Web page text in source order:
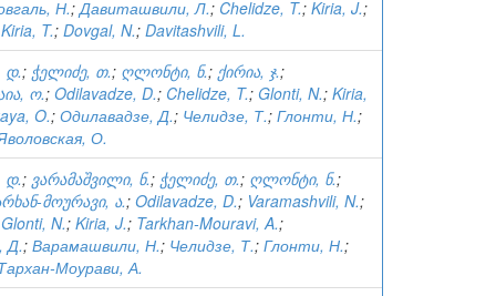
Н.;Давиташвили, Л.; Chelidze, T.; Kiria, J.;
Kiria, T.; Dovgal, N.; Davitashvili, L.
დ.; ჭელიძე, თ.; ღლონტი, ნ.; ქირია, ჯ.;
ო.; Odilavadze, D.; Chelidze, T.; Glonti, N.; Kiria,
O.; Одилавадзе, Д.; Челидзе, Т.; Глонти, Н.;
О.
დ.; ვარამაშვილი, ნ.; ჭელიძე, თ.; ღლონტი, ნ.;
მოურავი, ა.; Odilavadze, D.; Varamashvili, N.;
Glonti, N.; Kiria, J.; Tarkhan-Mouravi, A.;
Д.; Варамашвили, Н.; Челидзе, Т.; Глонти, Н.;
Моурави, А.